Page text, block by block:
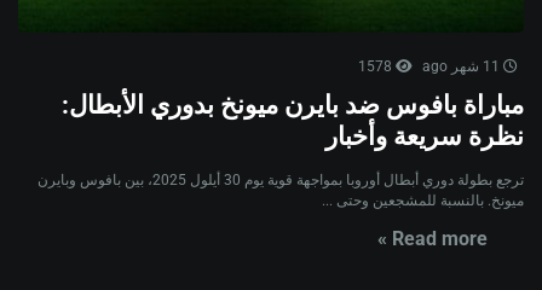
مباراة بافوس ضد بايرن ميونخ بدوري الأبطال:
نظرة سريعة وأخبار
ترجع بطولة دوري أبطال أوروبا بمواجهة قوية يوم 30 أيلول 2025، بين بافوس وبايرن
ميونخ. بالنسبة للمشجعين وحتى ...
Read more »